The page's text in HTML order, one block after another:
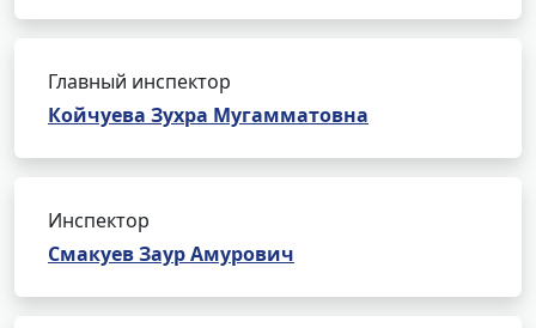
Главный инспектор
Койчуева Зухра Мугамматовна
Инспектор
Смакуев Заур Амурович